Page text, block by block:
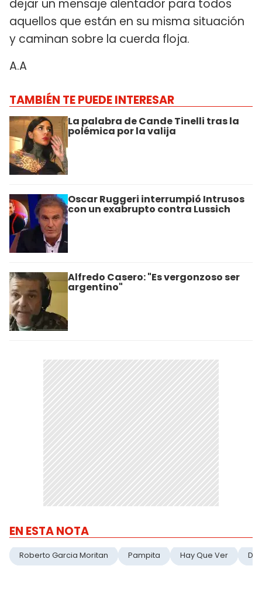
dejar un mensaje alentador para todos
aquellos que están en su misma situación
y caminan sobre la cuerda floja.
A.A
TAMBIÉN TE PUEDE INTERESAR
La palabra de Cande Tinelli tras la
polémica por la valija
Oscar Ruggeri interrumpió Intrusos
con un exabrupto contra Lussich
Alfredo Casero: "Es vergonzoso ser
argentino"
EN ESTA NOTA
Roberto Garcia Moritan Pampita Hay Que Ver